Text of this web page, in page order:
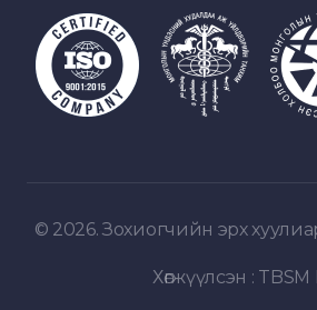
© 2026. Зохиогчийн эрх
Хөгжүүлсэн : TBSM